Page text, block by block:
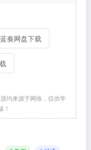
蓝奏网盘下载
均来源于网络，仅供学
！